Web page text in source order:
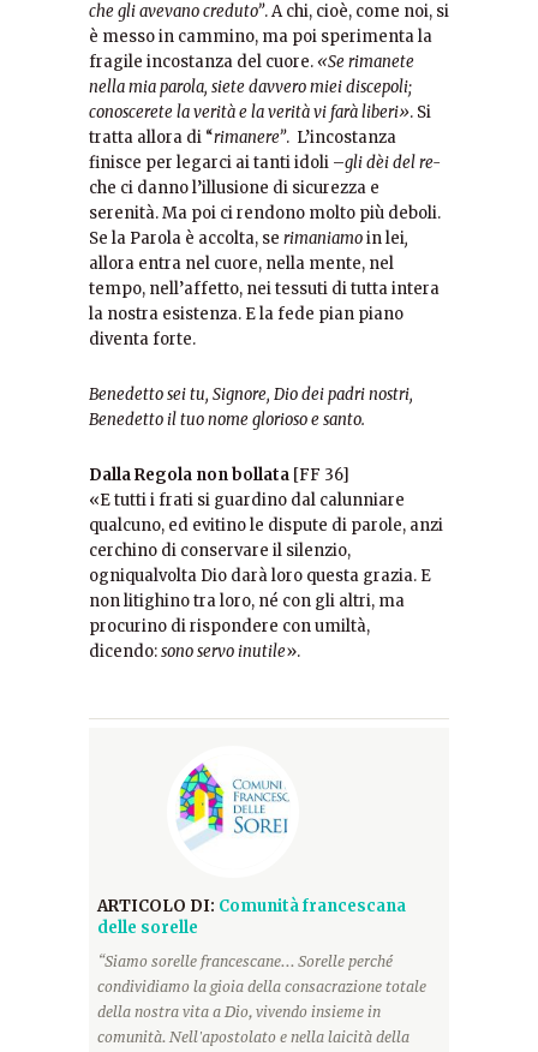
che gli avevano creduto”. A chi, cioè, come noi, si
è messo in cammino, ma poi sperimenta la
fragile incostanza del cuore.«Se rimanete
nella mia parola, siete davvero miei discepoli;
conoscerete la verità e la verità vi farà liberi». Si
tratta allora di “rimanere”. L’incostanza
finisce per legarci ai tanti idoli –gli dèi del re-
che ci danno l’illusione di sicurezza e
serenità. Ma poi ci rendono molto più deboli.
Se la Parola è accolta, se rimaniamoin lei,
allora entra nel cuore, nella mente, nel
tempo, nell’affetto, nei tessuti di tutta intera
la nostra esistenza. E la fede pian piano
diventa forte.
Benedetto sei tu, Signore, Dio dei padri nostri,
Benedetto il tuo nome glorioso e santo.
Dalla Regola non bollata [FF 36]
«E tutti i frati si guardino dal calunniare
qualcuno, ed evitino le dispute di parole, anzi
cerchino di conservare il silenzio,
ogniqualvolta Dio darà loro questa grazia. E
non litighino tra loro, né con gli altri, ma
procurino di rispondere con umiltà,
dicendo:sono servo inutile».
ARTICOLO DI: Comunità francescana
delle sorelle
“Siamo sorelle francescane... Sorelle perché
condividiamo la gioia della consacrazione totale
della nostra vita a Dio, vivendo insieme in
comunità. Nell'apostolato e nella laicità della